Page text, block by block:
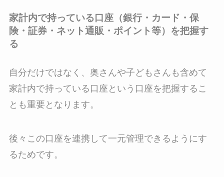
家計内で持っている口座（銀行・カード・保
険・証券・ネット通販・ポイント等）を把握す
る
自分だけではなく、奥さんや子どもさんも含めて
家計内で持っている口座という口座を把握するこ
とも重要となります。
後々この口座を連携して一元管理できるようにす
るためです。